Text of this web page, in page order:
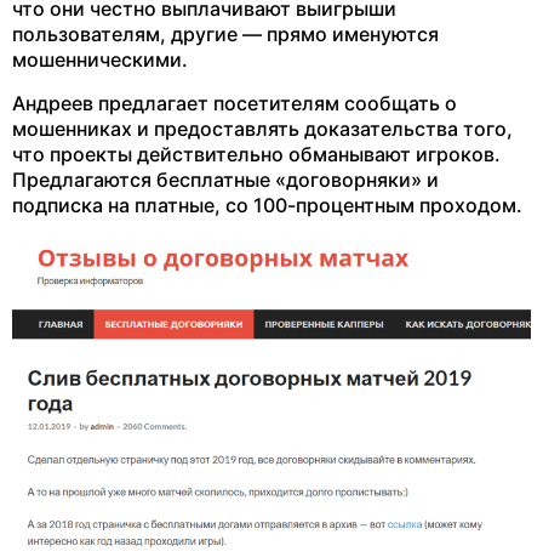
что они честно выплачивают выигрыши
пользователям, другие — прямо именуются
мошенническими.
Андреев предлагает посетителям сообщать о
мошенниках и предоставлять доказательства того,
что проекты действительно обманывают игроков.
Предлагаются бесплатные «договорняки» и
подписка на платные, со 100-процентным проходом.